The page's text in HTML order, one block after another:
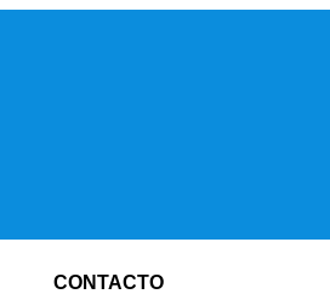
CONTACTO